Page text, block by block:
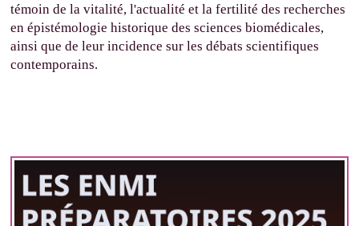
témoin de la vitalité, l'actualité et la fertilité des recherches
en épistémologie historique des sciences biomédicales,
ainsi que de leur incidence sur les débats scientifiques
contemporains.